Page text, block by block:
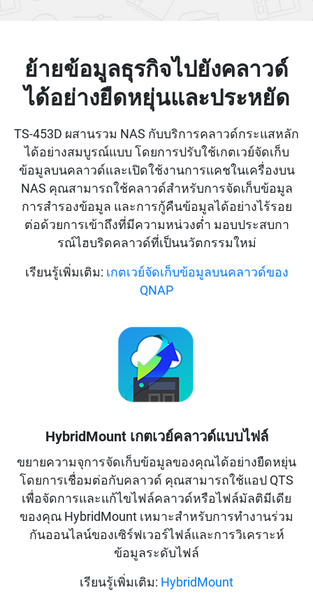
ย้ายข้อมูลธุรกิจไปยังคลาวด์
ได้อย่างยืดหยุ่นและประหยัด
TS-453D ผสานรวม NAS กับบริการคลาวด์กระแสหลัก
ได้อย่างสมบูรณ์แบบ โดยการปรับใช้เกตเวย์จัดเก็บ
ข้อมูลบนคลาวด์และเปิดใช้งานการแคชในเครื่องบน
NAS คุณสามารถใช้คลาวด์สำหรับการจัดเก็บข้อมูล
การสำรองข้อมูล และการกู้คืนข้อมูลได้อย่างไร้รอย
ต่อด้วยการเข้าถึงที่มีความหน่วงต่ำ มอบประสบกา
รณ์ไฮบริดคลาวด์ที่เป็นนวัตกรรมใหม่
เรียนรู้เพิ่มเติม: เกตเวย์จัดเก็บข้อมูลบนคลาวด์ของ
QNAP
HybridMount เกตเวย์คลาวด์แบบไฟล์
ขยายความจุการจัดเก็บข้อมูลของคุณได้อย่างยืดหยุ่น
โดยการเชื่อมต่อกับคลาวด์ คุณสามารถใช้แอป QTS
เพื่อจัดการและแก้ไขไฟล์คลาวด์หรือไฟล์มัลติมีเดีย
ของคุณ HybridMount เหมาะสำหรับการทำงานร่วม
กันออนไลน์ของเซิร์ฟเวอร์ไฟล์และการวิเคราะห์
ข้อมูลระดับไฟล์
เรียนรู้เพิ่มเติม: HybridMount